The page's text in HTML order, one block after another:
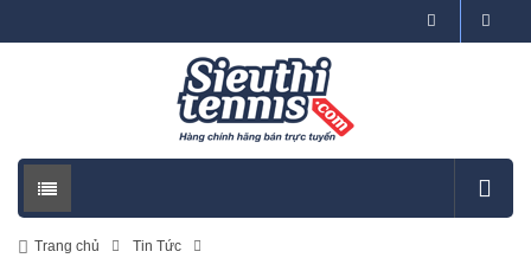
Trang chủ
Tin Tức